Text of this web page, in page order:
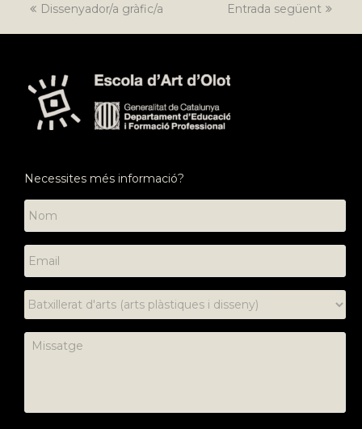
previous
Dissenyador/a gràfic/a
next
Entrada següent
Necessites més informació?